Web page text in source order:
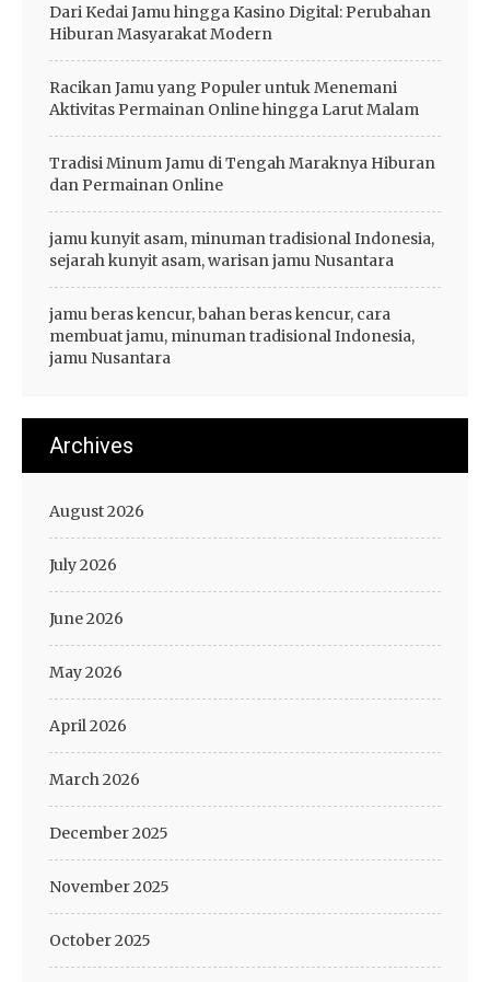
Dari Kedai Jamu hingga Kasino Digital: Perubahan
Hiburan Masyarakat Modern
Racikan Jamu yang Populer untuk Menemani
Aktivitas Permainan Online hingga Larut Malam
Tradisi Minum Jamu di Tengah Maraknya Hiburan
dan Permainan Online
jamu kunyit asam, minuman tradisional Indonesia,
sejarah kunyit asam, warisan jamu Nusantara
jamu beras kencur, bahan beras kencur, cara
membuat jamu, minuman tradisional Indonesia,
jamu Nusantara
Archives
August 2026
July 2026
June 2026
May 2026
April 2026
March 2026
December 2025
November 2025
October 2025